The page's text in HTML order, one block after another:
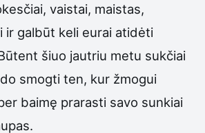
vaistai, maistas,
ir galbūt keli eurai atidėti
šiuo jautriu metu sukčiai
smogti ten, kur žmogui
baimę prarasti savo sunkiai